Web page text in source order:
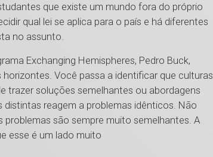
que existe um mundo fora do próprio
qual lei se aplica para o país e há diferentes
no assunto.
Exchanging Hemispheres, Pedro Buck,
Você passa a identificar que culturas
trazer soluções semelhantes ou abordagens
reagem a problemas idênticos. Não
problemas são sempre muito semelhantes. A
esse é um lado muito